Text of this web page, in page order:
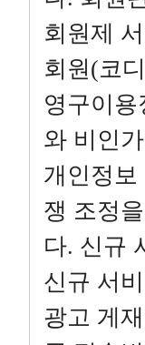
회원제
회원(코
영구이
와 비인
개인정
쟁 조정
다. 신규
신규 서
광고 게